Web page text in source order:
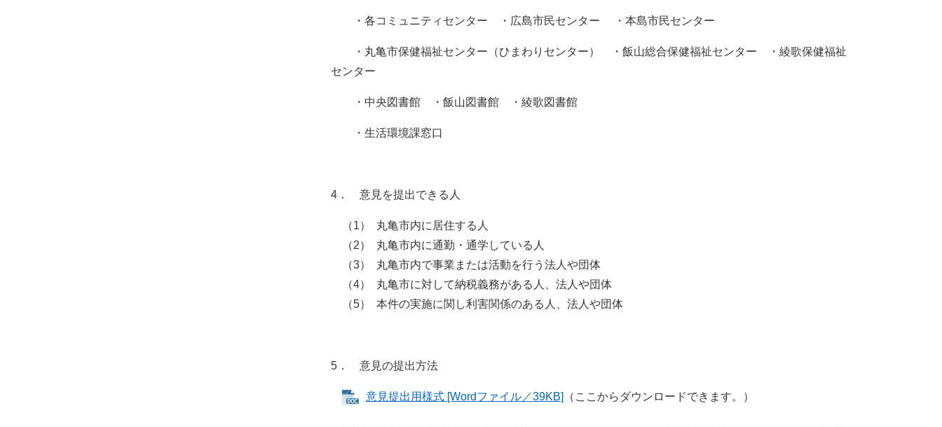
・各コミュニティセンター ・広島市民センター ・本島市民センター
・丸亀市保健福祉センター（ひまわりセンター） ・飯山総合保健福祉センター ・綾歌保健福祉
センター
・中央図書館 ・飯山図書館 ・綾歌図書館
・生活環境課窓口
4． 意見を提出できる人
（1） 丸亀市内に居住する人
（2） 丸亀市内に通勤・通学している人
（3） 丸亀市内で事業または活動を行う法人や団体
（4） 丸亀市に対して納税義務がある人、法人や団体
（5） 本件の実施に関し利害関係のある人、法人や団体
5． 意見の提出方法
意見提出用様式 [Wordファイル／39KB] （ここからダウンロードできます。）